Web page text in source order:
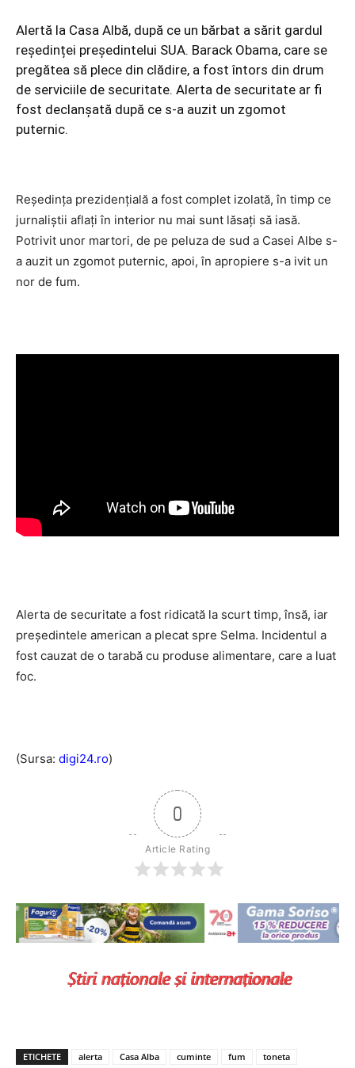
Alertă la Casa Albă, după ce un bărbat a sărit gardul
reședinței președintelui SUA. Barack Obama, care se
pregătea să plece din clădire, a fost întors din drum
de serviciile de securitate. Alerta de securitate ar fi
fost declanșată după ce s-a auzit un zgomot
puternic.
Reşedinţa prezidenţială a fost complet izolată, în timp ce
jurnaliştii aflaţi în interior nu mai sunt lăsaţi să iasă.
Potrivit unor martori, de pe peluza de sud a Casei Albe s-
a auzit un zgomot puternic, apoi, în apropiere s-a ivit un
nor de fum.
Alerta de securitate a fost ridicată la scurt timp, însă, iar
președintele american a plecat spre Selma. Incidentul a
fost cauzat de o tarabă cu produse alimentare, care a luat
foc.
(Sursa: digi24.ro)
0
Article Rating
ETICHETE alerta Casa Alba cuminte fum toneta